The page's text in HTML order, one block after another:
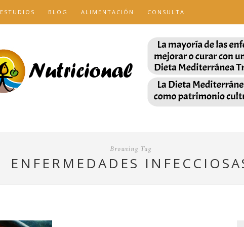
ESTUDIOS BLOG ALIMENTACIÓN CONSULTA
Browsing Tag
ENFERMEDADES